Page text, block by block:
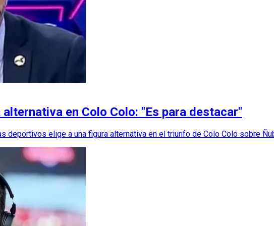
en Colo Colo: "Es para destacar"
deportivos elige a una figura alternativa en el triunfo de Colo Colo sobre